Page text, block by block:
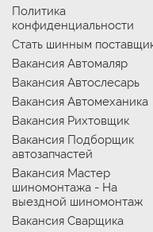
Политика
конфиденциальности
Стать шинным
Вакансия Автомаляр
Вакансия Автослесарь
Вакансия Автомеханика
Вакансия Рихтовщик
Вакансия Подборщик
автозапчастей
Вакансия Мастер
шиномонтажа - На
выездной шиномонтаж
Вакансия Сварщика